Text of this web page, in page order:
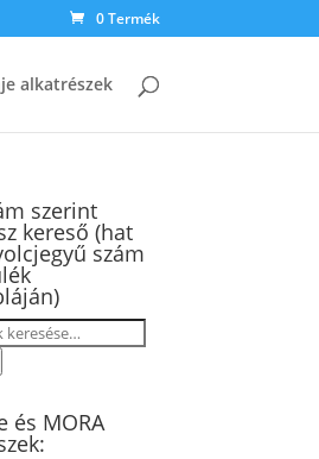
0 Termék
alkatrészek
szerint
kereső (hat
szám
és MORA